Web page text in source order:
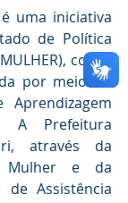
uma iniciativa
de Política
com a
por meio do
Aprendizagem
A Prefeitura
através da
Mulher e da
de Assistência